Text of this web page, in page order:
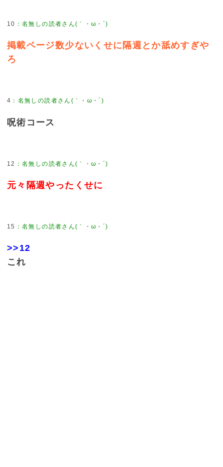
10 ：名無しの読者さん(｀・ω・´)
掲載ページ数少ないくせに隔週とか舐めすぎや
ろ
4 ： 名無しの読者さん(｀・ω・´)
呪術コース
12 ：名無しの読者さん(｀・ω・´)
元々隔週やったくせに
15 ：名無しの読者さん(｀・ω・´)
>>12
これ